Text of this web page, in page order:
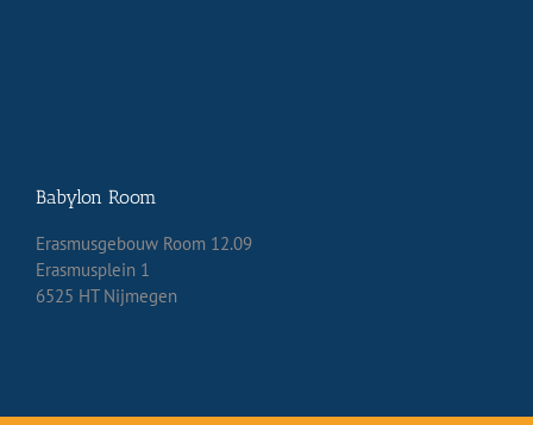
Babylon Room
Erasmusgebouw Room 12.09
Erasmusplein 1
6525 HT Nijmegen